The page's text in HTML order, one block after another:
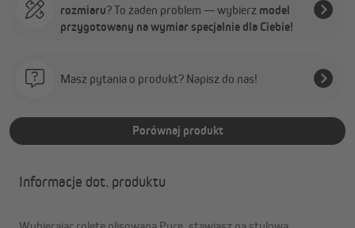
rozmiaru? To żaden problem — wybierz model
przygotowany na wymiar specjalnie dla Ciebie!
Masz pytania o produkt? Napisz do nas!
Porównaj produkt
Informacje dot. produktu